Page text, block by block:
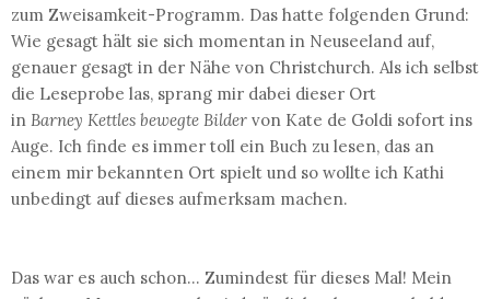
zum Zweisamkeit-Programm. Das hatte folgenden Grund:
Wie gesagt hält sie sich momentan in Neuseeland auf,
genauer gesagt in der Nähe von Christchurch. Als ich selbst
die Leseprobe las, sprang mir dabei dieser Ort
in Barney Kettles bewegte Bilder von Kate de Goldi sofort ins
Auge. Ich finde es immer toll ein Buch zu lesen, das an
einem mir bekannten Ort spielt und so wollte ich Kathi
unbedingt auf dieses aufmerksam machen.
Das war es auch schon... Zumindest für dieses Mal! Mein